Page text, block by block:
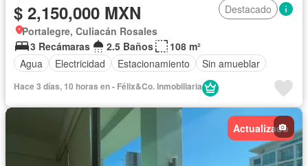
$ 2,150,000 MXN
Destacado
Portalegre, Culiacán Rosales
3 Recámaras
2.5 Baños
108 m²
Agua
Electricidad Estacionamiento Sin amueblar
Hace 3 días, 10 horas en - Félix&Co. Inmobiliaria
Actualizado